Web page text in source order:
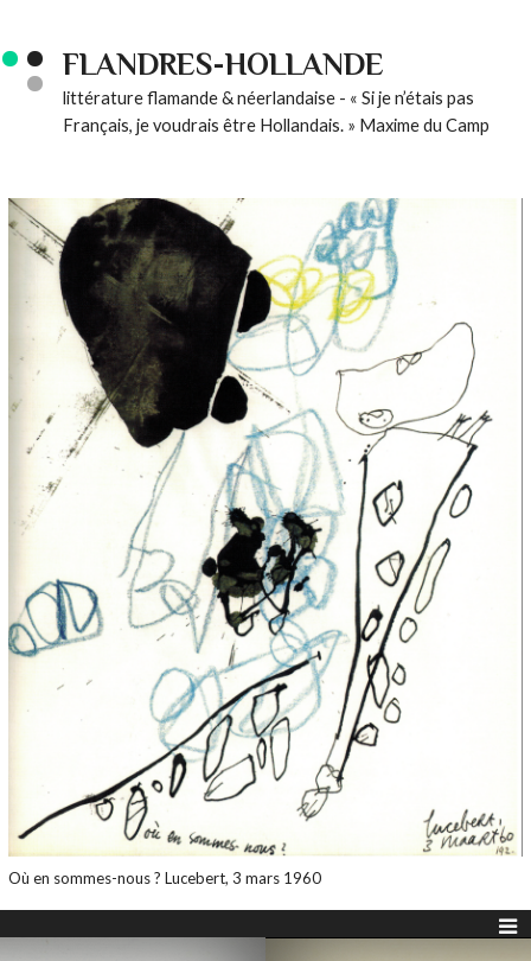
FLANDRES-HOLLANDE
littérature flamande & néerlandaise - « Si je n’étais pas
Français, je voudrais être Hollandais. » Maxime du Camp
Où en sommes-nous ? Lucebert, 3 mars 1960